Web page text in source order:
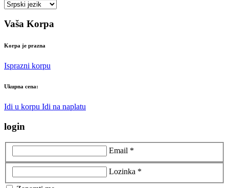
Vaša Korpa
Korpa je prazna
Isprazni korpu
Ukupna cena:
Idi u korpu Idi na naplatu
login
Email *
Lozinka *